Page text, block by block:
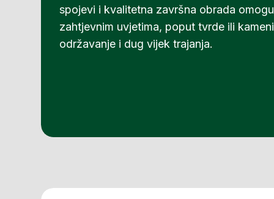
spojevi i kvalitetna završna obrada
zahtjevnim uvjetima, poput tvrde ili
održavanje i dug vijek trajanja.